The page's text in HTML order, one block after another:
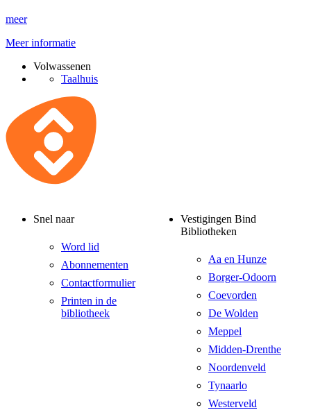
meer
Meer informatie
Volwassenen
Taalhuis
Snel naar
Word lid
Abonnementen
Contactformulier
Printen in de
bibliotheek
Vestigingen Bind
Bibliotheken
Aa en Hunze
Borger-Odoorn
Coevorden
De Wolden
Meppel
Midden-Drenthe
Noordenveld
Tynaarlo
Westerveld